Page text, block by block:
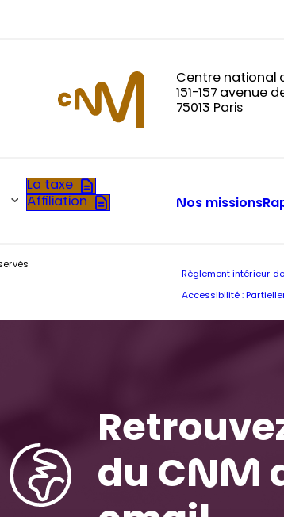
Centre national
151-157 avenue
75013 Paris
La taxe
Affiliation
Nos missions
Règlement intérieur
Accessibilité :
du CNM